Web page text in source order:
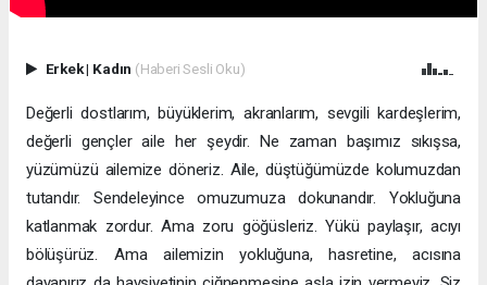
Erkek| Kadın (Haberi Sesli Oku)
Değerli dostlarım, büyüklerim, akranlarım, sevgili kardeşlerim,
değerli gençler aile her şeydir. Ne zaman başımız sıkışsa,
yüzümüzü ailemize döneriz. Aile, düştüğümüzde kolumuzdan
tutandır. Sendeleyince omuzumuza dokunandır. Yokluğuna
katlanmak zordur. Ama zoru göğüsleriz. Yükü paylaşır, acıyı
bölüşürüz. Ama ailemizin yokluğuna, hasretine, acısına